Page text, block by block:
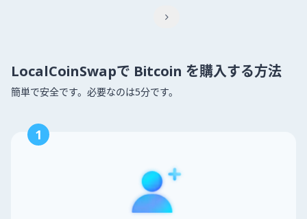

LocalCoinSwapで Bitcoin を購入する方法
簡単で安全です。必要なのは5分です。
1